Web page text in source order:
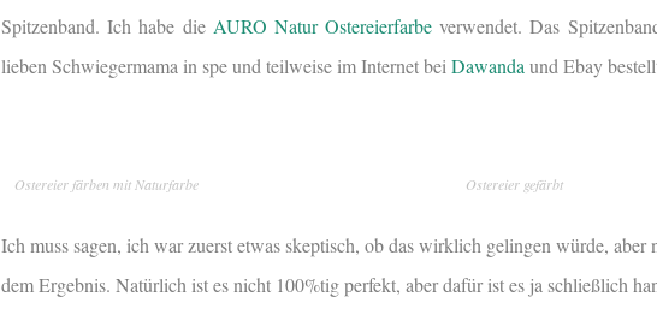
Spitzenband. Ich habe die AURO Natur Ostereierfarbe verwendet. Das
lieben Schwiegermama in spe und teilweise im Internet bei Dawanda und Ebay
Ostereier färben mit Naturfarbe Ostereier gefärbt
Ich muss sagen, ich war zuerst etwas skeptisch, ob das wirklich gelingen würde, aber
dem Ergebnis. Natürlich ist es nicht 100%tig perfekt, aber dafür ist es ja schließlich